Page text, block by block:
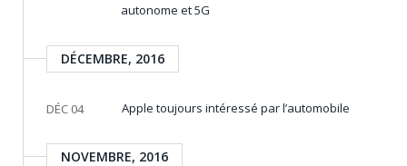
autonome et 5G
DÉCEMBRE, 2016
DÉC 04 Apple toujours intéressé par l’automobile
NOVEMBRE, 2016